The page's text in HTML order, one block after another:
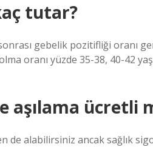
tutar?
gebelik pozitifliği oranı
oranı yüzde 35-38, 40-42
aşılama ücretli
de alabilirsiniz ancak sağlık